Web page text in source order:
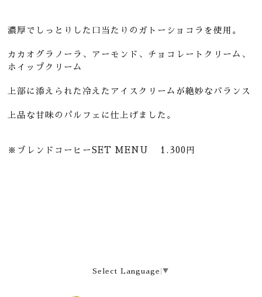
濃厚でしっとりした口当たりのガトーショコラを使用。
カカオグラノーラ、アーモンド、チョコレートクリーム、
ホイップクリーム
上部に添えられた冷えたアイスクリームが絶妙なバランス
上品な甘味のパルフェに仕上げました。
※ブレンドコーヒーSET MENU 1.300円
Select Language ▼